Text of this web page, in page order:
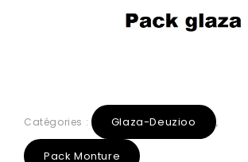
Catégories : Glaza-Deuzioo ,
Pack Monture